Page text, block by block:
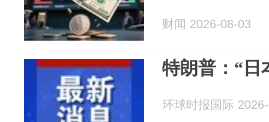
财闻 2026-08-03
特朗普：“日
环球时报国际